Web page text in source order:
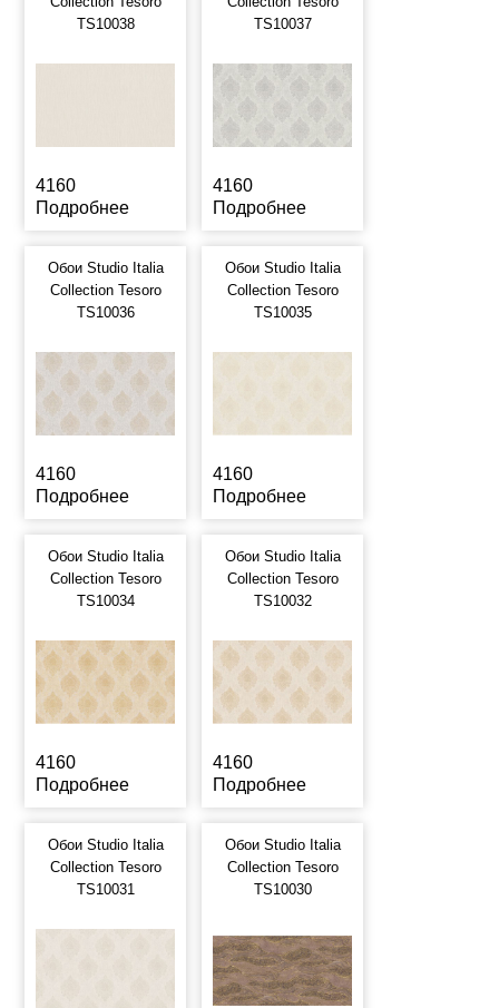
TS10038
4160
Подробнее
TS10037
4160
Подробнее
Обои Studio Italia
Collection Tesoro
TS10036
4160
Подробнее
Обои Studio Italia
Collection Tesoro
TS10035
4160
Подробнее
Обои Studio Italia
Collection Tesoro
TS10034
4160
Подробнее
Обои Studio Italia
Collection Tesoro
TS10032
4160
Подробнее
Обои Studio Italia
Collection Tesoro
TS10031
Обои Studio Italia
Collection Tesoro
TS10030